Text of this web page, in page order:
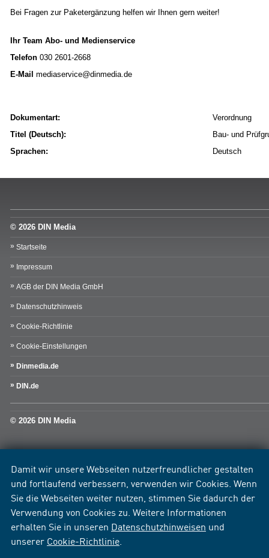
Damit wir unsere Webseiten nutzerfreundlicher gestalten
und fortlaufend verbessern, verwenden wir Cookies. Wenn
Sie die Webseiten weiter nutzen, stimmen Sie dadurch der
Verwendung von Cookies zu. Weitere Informationen
erhalten Sie in unseren Datenschutzhinweisen und
unserer Cookie-Richtlinie
Bei Fragen zur Paketergänzung helfen wir Ihnen gern weiter!
Ihr Team Abo- und Medienservice
Telefon 030 2601-2668
E-Mail mediaservice@dinmedia.de
Dokumentart:
Verordnung
Titel (Deutsch):
Bau- und
Sprachen:
Deutsch
© 2026 DIN Media
Startseite
Impressum
AGB der DIN Media GmbH
Datenschutzhinweis
Cookie-Richtlinie
Cookie-Einstellungen
Dinmedia.de
DIN.de
© 2026 DIN Media